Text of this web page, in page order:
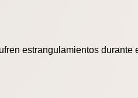
estrangulamientos durante